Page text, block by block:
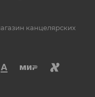
канцелярских